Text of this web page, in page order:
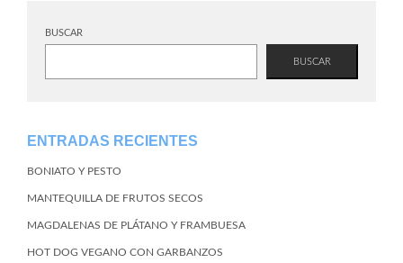
BUSCAR
BUSCAR
ENTRADAS RECIENTES
BONIATO Y PESTO
MANTEQUILLA DE FRUTOS SECOS
MAGDALENAS DE PLÁTANO Y FRAMBUESA
HOT DOG VEGANO CON GARBANZOS